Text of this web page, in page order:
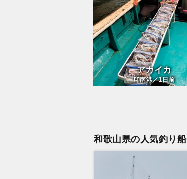
アカイカ
印南港／1日前
和歌山県の人気釣り船